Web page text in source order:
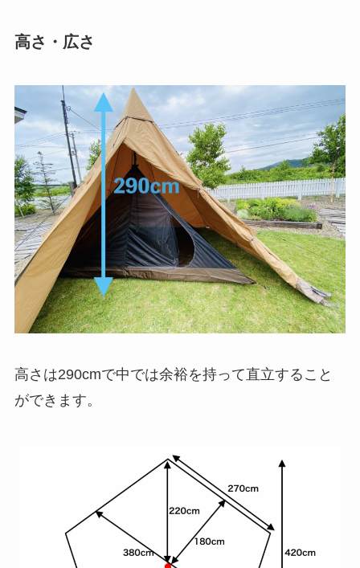
高さ・広さ
高さは290cmで中では余裕を持って直立すること
ができます。